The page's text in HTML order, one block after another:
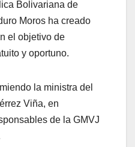
Bolivariana de
Moros ha creado
el objetivo de
y oportuno.
la ministra del
Viña, en
de la GMVJ